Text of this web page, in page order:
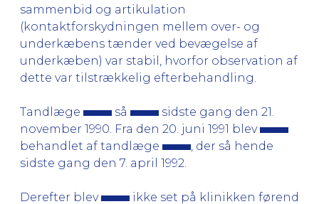
sammenbid og artikulation
(kontaktforskydningen mellem over- og
underkæbens tænder ved bevægelse af
underkæben) var stabil, hvorfor observation af
dette var tilstrækkelig efterbehandling.
Tandlæge så
sidste gang den 21.
november 1990. Fra den 20. juni 1991 blev
behandlet af tandlæge
, der så hende
sidste gang den 7. april 1992.
Derefter blev ikke set på klinikken førend